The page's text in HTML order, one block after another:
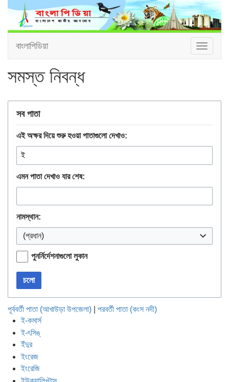
Toggle
বাংলাপিডিয়া
সমস্ত নিবন্ধ
সব পাতা
এই অক্ষর দিয়ে শুরু হওয়া পাতাগুলো দেখাও:
এমন পাতা দেখাও যার শেষ:
নামস্থান:
(প্রধান)
পুনর্নির্দেশনাগুলো লুকান
চলো
পূর্ববর্তী পাতা (আখাউড়া উপজেলা)
পরবর্তী পাতা (কংস নদী)
ই-কমার্স
ই-ৎসিঙ্
ইঁদুর
ইংরেজ
ইংরেজি